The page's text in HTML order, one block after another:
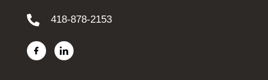
418-878-2153